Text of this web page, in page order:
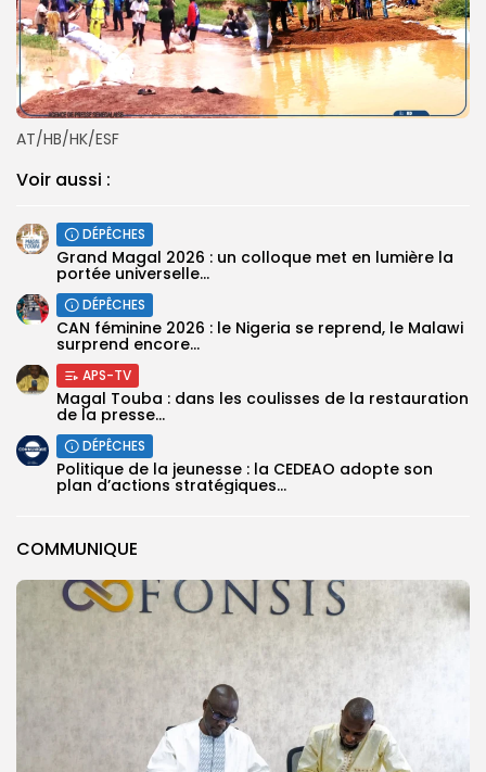
COMMUNIQUE
AT/HB/HK/ESF
Voir aussi :
DÉPÊCHES
Grand Magal 2026 : un colloque met en lumière la
portée universelle...
DÉPÊCHES
‎CAN féminine 2026 : le Nigeria se reprend, le Malawi
surprend encore...
APS-TV
Magal Touba : dans les coulisses de la restauration
de la presse...
DÉPÊCHES
Politique de la jeunesse : la CEDEAO adopte son
plan d’actions stratégiques...